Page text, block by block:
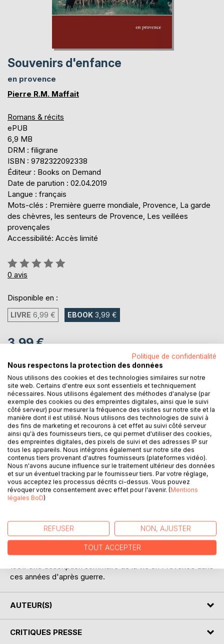
Souvenirs d'enfance
en provence
Pierre R.M. Maffait
Romans & récits
ePUB
6,9 MB
DRM : filigrane
ISBN : 9782322092338
Éditeur : Books on Demand
Date de parution : 02.04.2019
Langue : français
Mots-clés : Première guerre mondiale, Provence, La garde
des chèvres, les senteurs de Provence, Les veillées
provençales
Accessibilité: Accès limité
Évaluation:
0%
0 avis
Disponible en :
LIVRE 6,99 € EBOOK 3,99 €
3,99 €
Téléchargement disponible dès maintenant
AJOUTER AU PANIER
Ajouter à ma liste d'envies
Laisser un avis
Mes souvenirs d'enfance de 1941 à 1951 et surtout mes
souvenirs à la ferme de mes grands parents de fin 1949 à
1951. Une description sommaire de la vie en Provence dans
ces années d'après guerre.
AUTEUR(S)
CRITIQUES PRESSE
Politique de confidentialité
Nous respectons la protection des données
Nous utilisons des cookies et des technologies similaires sur notre
site web. Certains d'entre eux sont essentiels et techniquement
nécessaires. Nous utilisons également des méthodes d'analyse (par
exemple des cookies ou des empreintes digitales, ainsi que le suivi
côté serveur) pour mesurer la fréquence des visites sur notre site et la
manière dont il est utilisé. Nous utilisons des technologies de suivi à
des fins de marketing et recourons à cet effet au suivi côté serveur
ainsi qu'à des fournisseurs tiers, ce qui permet d'utiliser des cookies,
des empreintes digitales, des pixels de suivi et des adresses IP sur
tous les appareils. Nous intégrons également sur notre site des
contenus tiers provenant d'autres fournisseurs (plateformes vidéo).
Nous n'avons aucune influence sur le traitement ultérieur des données
et sur un éventuel tracking par le fournisseur tiers. Par votre réglage,
vous acceptez les processus décrits ci-dessus. Vous pouvez
révoquer votre consentement avec effet pour l'avenir. (Mentions
légales BoD)
REFUSER NON, AJUSTER
TOUT ACCEPTER